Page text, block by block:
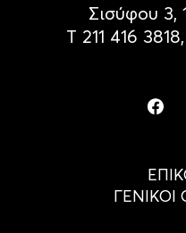
Σισύφου 3,
Τ 211 416 3818